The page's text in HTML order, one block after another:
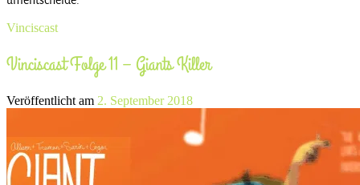
Vinciscast
Vinciscast Folge 11 – Giants Killer
Veröffentlicht am 2. September 2018